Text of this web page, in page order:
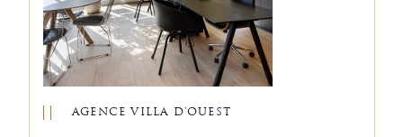
AGENCE VILLA D'OUEST